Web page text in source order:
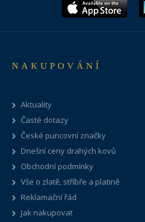
NAKUPOVÁNÍ
Aktuality
Časté dotazy
České puncovní značky
Dnešní ceny drahých kovů
Obchodní podmínky
Vše o zlatě, stříbře a platině
Reklamační řád
Jak nakupovat